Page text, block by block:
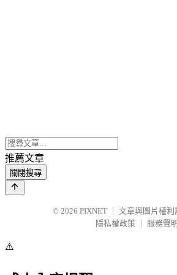
推薦文章
關閉搜尋
© 2026 PIXNET
文章與圖片權利
隱私權政策
服務聲明
⚠️